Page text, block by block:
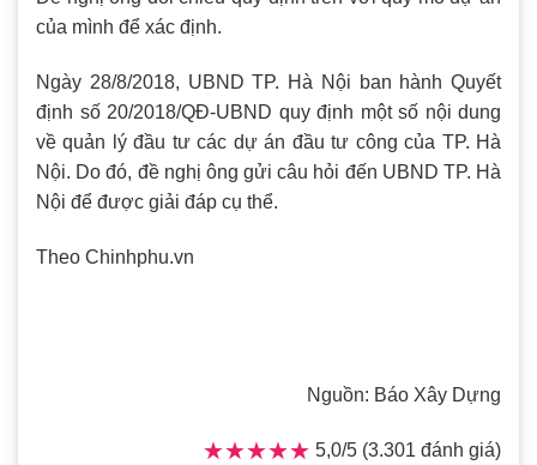
của mình để xác định.
Ngày 28/8/2018, UBND TP. Hà Nội ban hành Quyết
định số 20/2018/QĐ-UBND quy định một số nội dung
về quản lý đầu tư các dự án đầu tư công của TP. Hà
Nội. Do đó, đề nghị ông gửi câu hỏi đến UBND TP. Hà
Nội để được giải đáp cụ thể.
Theo Chinhphu.vn
Nguồn: Báo Xây Dựng
★★★★★
★★★★★ 5,0/5 (3.301 đánh giá)